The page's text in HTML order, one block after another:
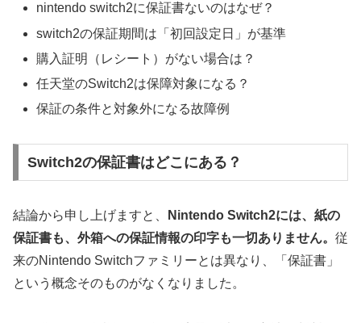
nintendo switch2に保証書ないのはなぜ？
switch2の保証期間は「初回設定日」が基準
購入証明（レシート）がない場合は？
任天堂のSwitch2は保障対象になる？
保証の条件と対象外になる故障例
Switch2の保証書はどこにある？
結論から申し上げますと、
Nintendo Switch2には、紙の
保証書も、外箱への保証情報の印字も一切ありません。 従
来のNintendo Switchファミリーとは異なり、「保証書」
という概念そのものがなくなりました。